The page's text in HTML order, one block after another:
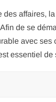
des affaires,
de se
avec ses
essentiel de